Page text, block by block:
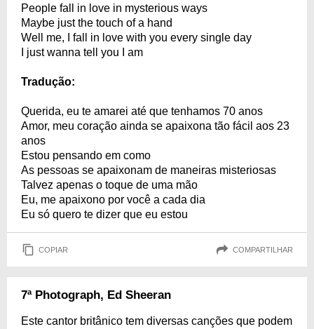
People fall in love in mysterious ways
Maybe just the touch of a hand
Well me, I fall in love with you every single day
I just wanna tell you I am
Tradução:
Querida, eu te amarei até que tenhamos 70 anos
Amor, meu coração ainda se apaixona tão fácil aos 23
anos
Estou pensando em como
As pessoas se apaixonam de maneiras misteriosas
Talvez apenas o toque de uma mão
Eu, me apaixono por você a cada dia
Eu só quero te dizer que eu estou
COPIAR COMPARTILHAR
7ª Photograph, Ed Sheeran
Este cantor britânico tem diversas canções que podem